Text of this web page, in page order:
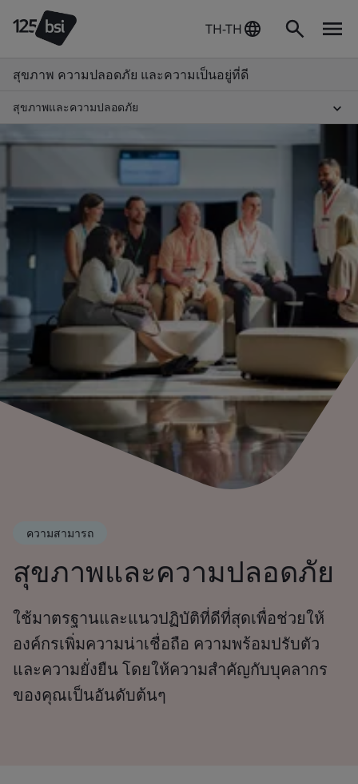
TH-TH
สุขภาพ ความปลอดภัย และความเป็นอยู่ที่ดี
สุขภาพและความปลอดภัย
ความสามารถ
สุขภาพและความปลอดภัย
ใช้มาตรฐานและแนวปฏิบัติที่ดีที่สุดเพื่อช่วยให้
องค์กรเพิ่มความน่าเชื่อถือ ความพร้อมปรับตัว
และความยั่งยืน โดยให้ความสำคัญกับบุคลากร
ของคุณเป็นอันดับต้นๆ